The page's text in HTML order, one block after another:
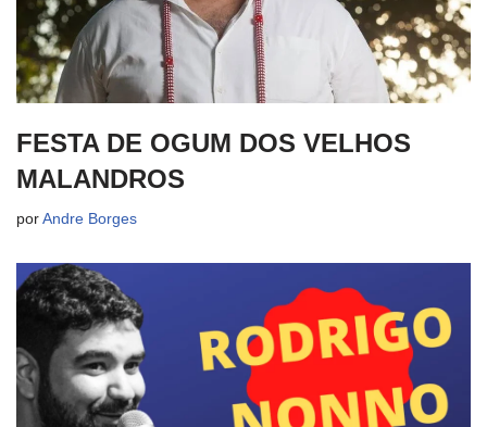
FESTA DE OGUM DOS VELHOS
MALANDROS
por Andre Borges